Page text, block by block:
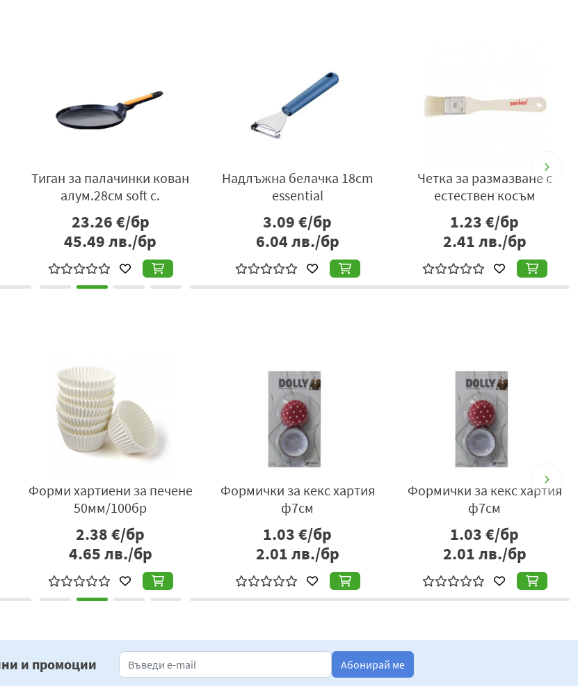
за размазване с
естествен косъм
€/бр
лв./бр
Лъжица за сладолед 20cm
лв./бр
Декоратор за зеленчуци
лв./бр
Форми хартиени за печене
50мм/100бр
2.38€/бр
4.65лв./бр
Формички за кекс хартия
ф7см
1.03€/бр
2.01лв./бр
Формички за кекс хартия
ф7см
1.03€/бр
2.01лв./бр
и промоции Абонирай ме